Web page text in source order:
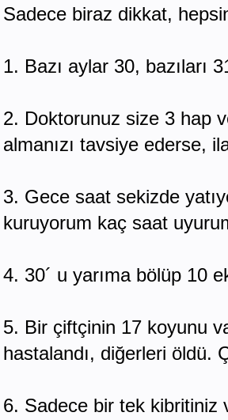
Sadece biraz dikkat,
1. Bazı aylar 30, bazıları
2. Doktorunuz size 3 hap
almanızı tavsiye ederse,
3. Gece saat sekizde
kuruyorum kaç saat
4. 30´ u yarıma bölüp 10
5. Bir çiftçinin 17 koyunu
hastalandı, diğerleri öldü.
6. Sadece bir tek kibritiniz